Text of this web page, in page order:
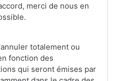
merci de nous en
totalement ou
fonction des
qui seront émises par